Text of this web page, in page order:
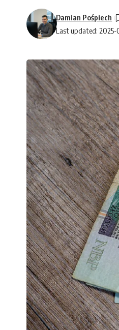
Last updated: 2025-
Damian Pośpiech